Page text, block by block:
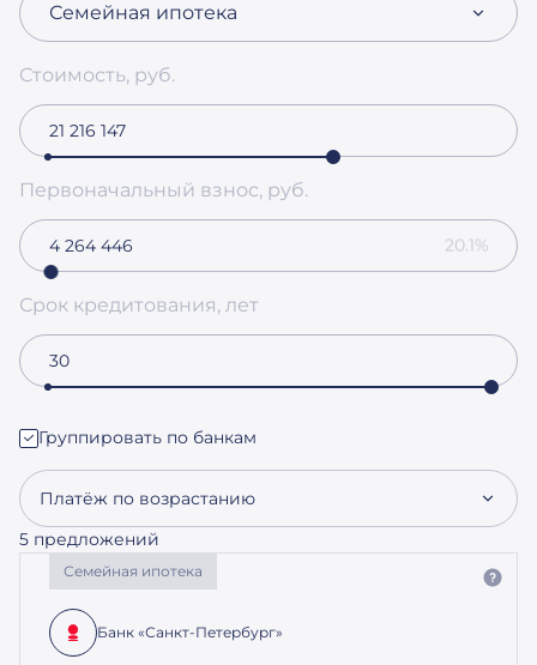
Семейная ипотека
Стоимость, руб.
Первоначальный взнос, руб.
20.1%
Срок кредитования, лет
Группировать по банкам
Платёж по возрастанию
5 предложений
Семейная ипотека
Банк «Санкт-Петербург»